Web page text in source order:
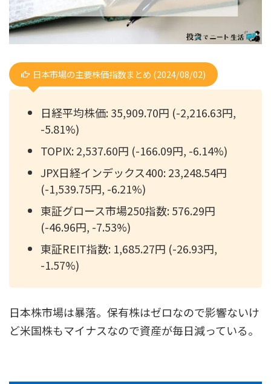
日本市場の主要株価指数まとめ (2024/08/02)
日経平均株価: 35,909.70円 (-2,216.63円,
-5.81%)
TOPIX: 2,537.60円 (-166.09円, -6.14%)
JPX日経インデックス400: 23,248.54円
(-1,539.75円, -6.21%)
東証グロース市場250指数: 576.29円
(-46.96円, -7.53%)
東証REIT指数: 1,685.27円 (-26.93円,
-1.57%)
日本株市場は暴落。保有株はゼロなので影響ないけ
ど米国株もマイナスなので資産が毎日減っている。